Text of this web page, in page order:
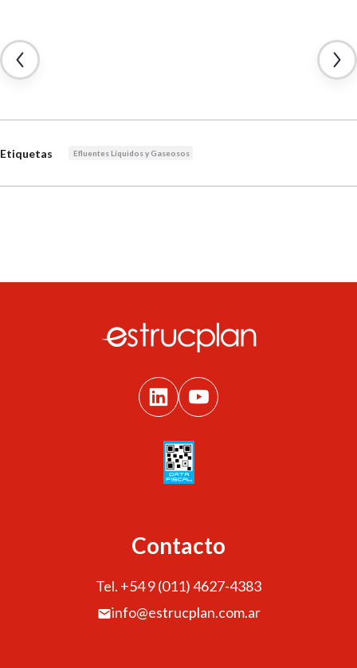
Etiquetas Efluentes Líquidos y Gaseosos
Contacto
Tel. +54 9 (011) 4627-4383
info@estrucplan.com.ar